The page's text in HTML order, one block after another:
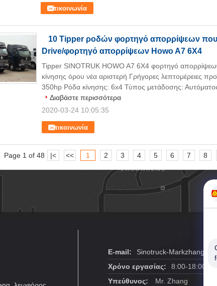
Επικοινωνία
10 Tipper ροδών φορτηγό απορρίψεων που
Drive/φορτηγό απορρίψεων Howo A7 6X4
Επικοινωνία
Tipper SINOTRUK HOWO A7 6X4 φορτηγό
κίνησης όρου νέα αριστερή Γρήγορες λεπτομέρειες
350hp Ρόδα κίνησης: 6x4 Τύπος μετάδοσης:
Διαβάστε περισσότερα
2020-03-24 10:05:35
Page 1 of 48 |< << 1 2 3 4 5 6 7 8
E-mail:
Sinotruck-
Χρόνο εργασίας:
8:00-18:00
Υπεύθυνος:
Mr. Zhang